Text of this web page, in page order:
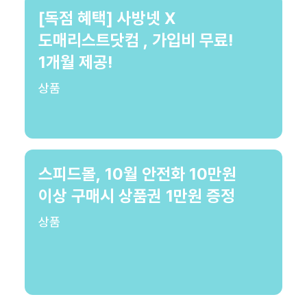
[독점 혜택] 사방넷 X
도매리스트닷컴 , 가입비 무료!
1개월 제공!
상품
스피드몰, 10월 안전화 10만원
이상 구매시 상품권 1만원 증정
상품